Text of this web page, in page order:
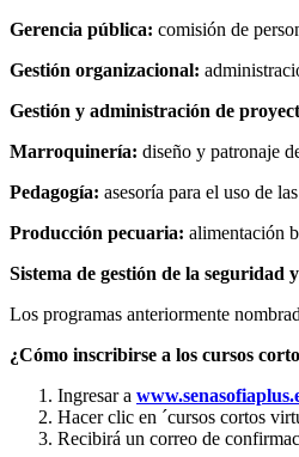
Gerencia pública: comisión de
Gestión organizacional:
Gestión y administración de
Marroquinería: diseño y patronaje
Pedagogía: asesoría para el uso de
Producción pecuaria: alimentación
Sistema de gestión de la seguridad
Los programas anteriormente
¿Cómo inscribirse a los cursos
Ingresar a
Hacer clic en ´cursos cortos
Recibirá un correo de